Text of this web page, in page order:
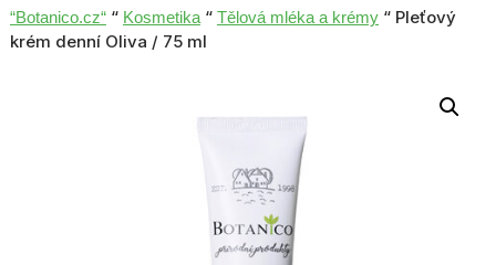
“Botanico.cz““ Kosmetika“ Tělová mléka a krémy“ Pleťový
krém denní Oliva / 75 ml